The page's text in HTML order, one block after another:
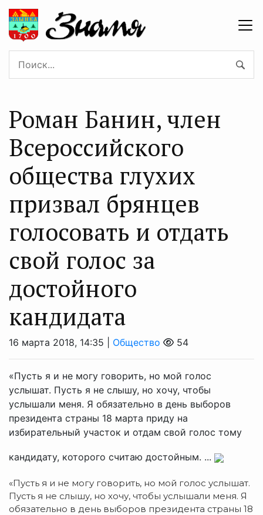
Роман Банин, член
Всероссийского
общества глухих
призвал брянцев
голосовать и отдать
свой голос за
достойного
кандидата
16 марта 2018, 14:35 | Общество 54
«Пусть я и не могу говорить, но мой голос
услышат. Пусть я не слышу, но хочу, чтобы
услышали меня. Я обязательно в день выборов
президента страны 18 марта приду на
избирательный участок и отдам свой голос тому
кандидату, которого считаю достойным. ...
«Пусть я и не могу говорить, но мой голос услышат.
Пусть я не слышу, но хочу, чтобы услышали меня. Я
обязательно в день выборов президента страны 18